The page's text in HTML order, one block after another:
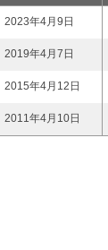
2023年4月9日
2019年4月7日
2015年4月12日
2011年4月10日